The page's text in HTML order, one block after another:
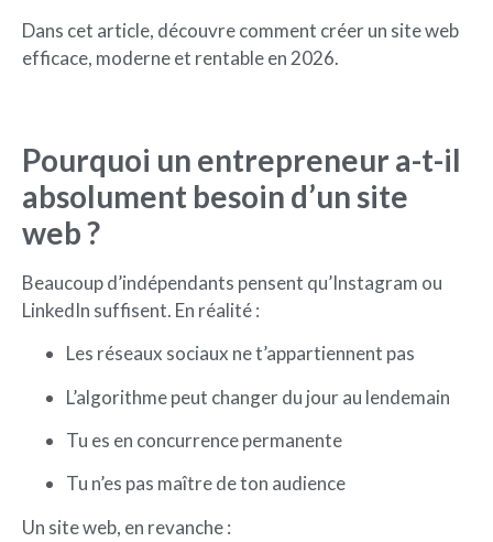
Dans cet article, découvre comment créer un site web
efficace, moderne et rentable en 2026.
Pourquoi un entrepreneur a-t-il
absolument besoin d’un site
web ?
Beaucoup d’indépendants pensent qu’Instagram ou
LinkedIn suffisent. En réalité :
Les réseaux sociaux ne t’appartiennent pas
L’algorithme peut changer du jour au lendemain
Tu es en concurrence permanente
Tu n’es pas maître de ton audience
Un site web, en revanche :